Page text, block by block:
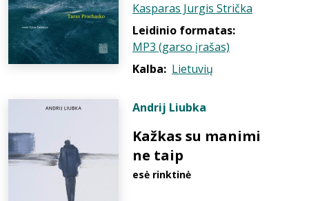
Kasparas Jurgis Strička
Leidinio formatas:
MP3 (garso įrašas)
Kalba: Lietuvių
Andrij Liubka
Kažkas su manimi
ne taip
esė rinktinė